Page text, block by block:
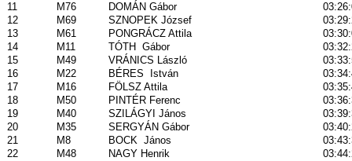
11
M76 DOMÁN Gábor
12
M69 SZNOPEK József
13
M61 PONGRÁCZ Attila
14
M11 TÓTH Gábor
15
M49 VRÁNICS László
16
M22 BÉRES István
17
M16 FÖLSZ Attila
18
M50 PINTÉR Ferenc
19
M40 SZILÁGYI János
20
M35 SERGYÁN Gábor
21
M8 BOCK János
22
M48 NAGY Henrik